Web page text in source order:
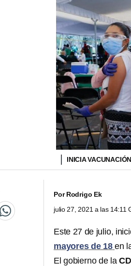
INICIA
PorRodrigo Ek
julio 27, 2021 a las 14:11
Este 27 de julio,
mayores de 18 en
El gobierno de la